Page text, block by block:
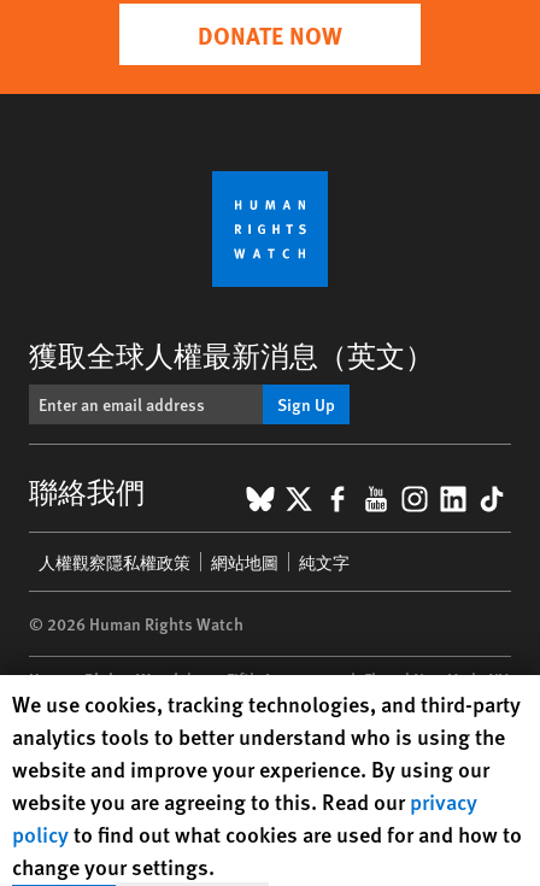
DONATE NOW
獲取全球人權最新消息（英文）
Sign Up
聯絡我們 BlueSky
X Facebook
YouTube
menu
人權觀察隱私權政策 網站地圖 純文字
© 2026 Human Rights Watch
Human Rights Watch| 350 Fifth Avenue, 34th Floor | New York,NY
10118-3299USA|t 1.212.290.4700
Human Rights Watchis a 501(C)(3) nonprofit registered in the US
under EIN: 13-2875808
Human Rights Watch cookie preferences
We use cookies, tracking technologies, and third-party
analytics tools to better understand who is using the
website and improve your experience. By using our
website you are agreeing to this. Read ourprivacy
policyto find out what cookies are used for and how to
change your settings.